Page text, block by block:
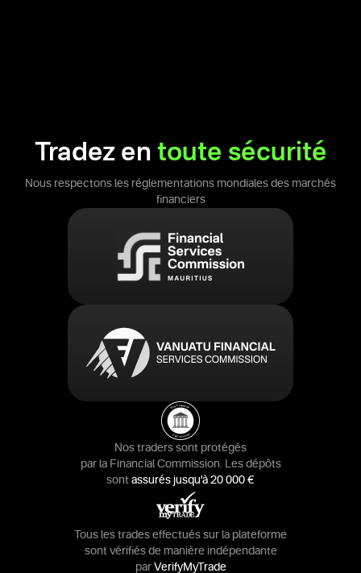
Tradez en toute sécurité
Nous respectons les réglementations mondiales des marchés
financiers
Nos traders sont protégés
par la Financial Commission. Les dépôts
sont assurés jusqu’à 20 000 €
Tous les trades effectués sur la plateforme
sont vérifiés de manière indépendante
par VerifyMyTrade